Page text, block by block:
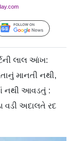
Follow Us
લાલ આંખ:
માનતી નથી,
નથી આવડતું :
વડી અદાલતે રદ